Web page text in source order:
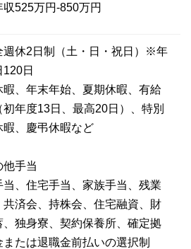
収525万円-850万円
週休2日制（土・日・祝日）※年
120日
暇、年末年始、夏期休暇、有給
初年度13日、最高20日）、特別
暇、慶弔休暇など
他手当
当、住宅手当、家族手当、残業
共済会、持株会、住宅融資、財
、独身寮、契約保養所、確定拠
または退職金前払いの選択制